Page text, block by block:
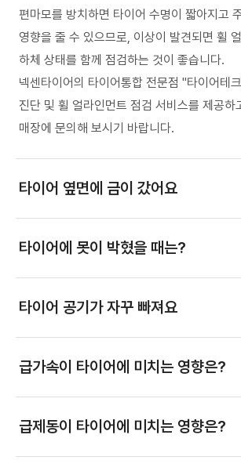
편마모를 방치하면 타이어 수명이 짧아지고
영향을 줄 수 있으므로, 이상이 발견되면 휠
하체 상태를 함께 점검하는 것이 좋습니다.
넥센타이어의 타이어통합 전문점 "타이어테
진단 및 휠 얼라인먼트 점검 서비스를 제공하
매장에 문의해 보시기 바랍니다.
타이어 옆면에 금이 갔어요
타이어에 못이 박혔을 때는?
타이어 공기가 자꾸 빠져요
급가속이 타이어에 미치는 영향은?
급제동이 타이어에 미치는 영향은?